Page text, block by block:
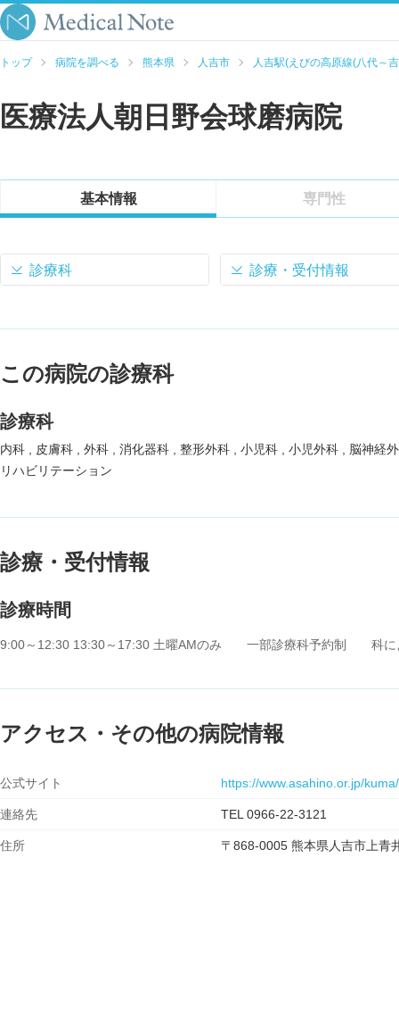
トップ 病院を調べる 熊本県 人吉市 人吉駅(えびの高原線(八代～
医療法人朝日野会球磨病院
基本情報 専門性
診療科 診療・受付情報
この病院の診療科
診療科
内科 皮膚科 外科 消化器科 整形外科 小児科 小児外科
脳神経
リハビリテーション
診療・受付情報
診療時間
9:00～12:30 13:30～17:30 土曜AMのみ 一部診療科予約制 科
アクセス・その他の病院情報
公式サイト https://www.asahino.or.jp/kuma/
連絡先 TEL 0966-22-3121
住所 〒868-0005 熊本県人吉市上青